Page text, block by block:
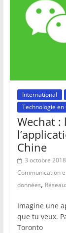
International
Technologie en
Wechat :
Chine
3 octobre 2018
Communication
données,
Imagine une
que tu veux.
Toronto